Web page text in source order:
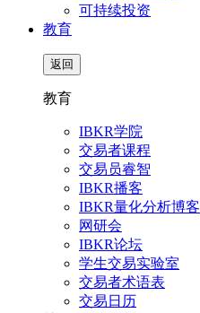
可持续投资
教育
返回
教育
IBKR学院
交易者课程
交易员睿智
IBKR播客
IBKR量化分析博客
网研会
IBKR论坛
学生交易实验室
交易者术语表
交易日历